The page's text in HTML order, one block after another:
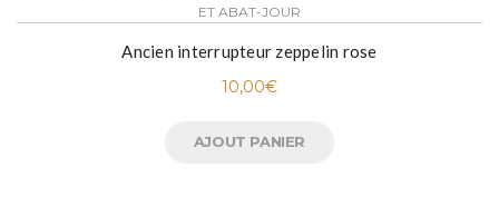
ET ABAT-JOUR
Ancien interrupteur zeppelin rose
10,00€
AJOUT PANIER